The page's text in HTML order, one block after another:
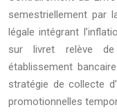
semestriellement par
légale intégrant
sur livret relève de
établissement
stratégie de collecte
promotionnelles